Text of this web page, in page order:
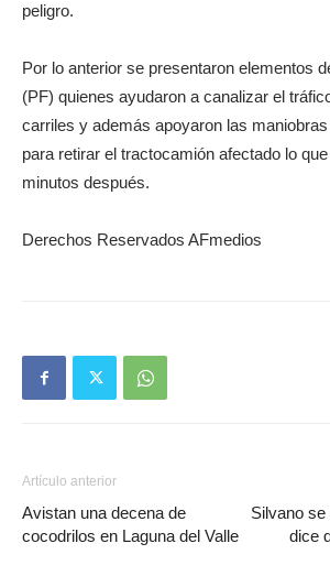
peligro.
Por lo anterior se presentaron elementos
(PF) quienes ayudaron a canalizar el
carriles y además apoyaron las
para retirar el tractocamión afectado lo
minutos después.
Derechos Reservados AFmedios
Artículo anterior
Avistan una decena de
cocodrilos en Laguna del Valle
Silvano se
dice